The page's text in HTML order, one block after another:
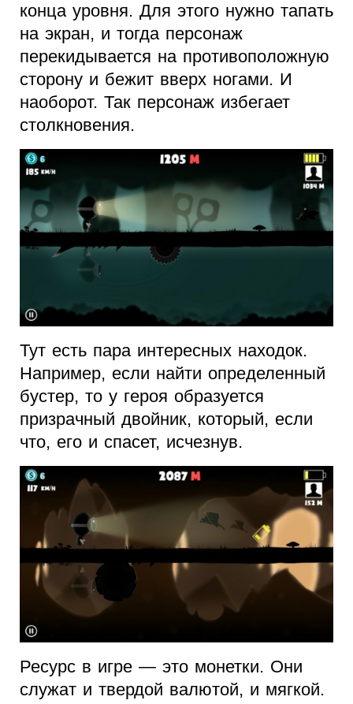
конца уровня. Для этого нужно тапать
на экран, и тогда персонаж
перекидывается на противоположную
сторону и бежит вверх ногами. И
наоборот. Так персонаж избегает
столкновения.
Тут есть пара интересных находок.
Например, если найти определенный
бустер, то у героя образуется
призрачный двойник, который, если
что, его и спасет, исчезнув.
Ресурс в игре — это монетки. Они
служат и твердой валютой, и мягкой.